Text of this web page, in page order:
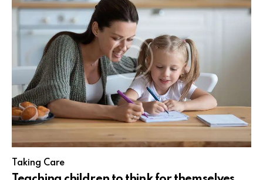
Taking Care